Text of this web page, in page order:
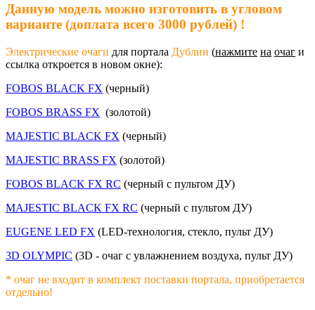
Данную модель можно изготовить в угловом
варианте (доплата всего 3000 рублей) !
Электрические очаги для портала Дублин (нажмите на очаг и
ссылка откроется в новом окне):
FOBOS BLACK FX (черный)
FOBOS BRASS FX (золотой)
MAJESTIC BLACK FX (черный)
MAJESTIC BRASS FX (золотой)
FOBOS BLACK FX RC (черный с пультом ДУ)
MAJESTIC BLACK FX RC (черный с пультом ДУ)
EUGENE LED FX (LED-технология, стекло, пульт ДУ)
3D OLYMPIC (3D - очаг с увлажнением воздуха, пульт ДУ)
* очаг не входит в комплект поставки портала, приобретается
отдельно!